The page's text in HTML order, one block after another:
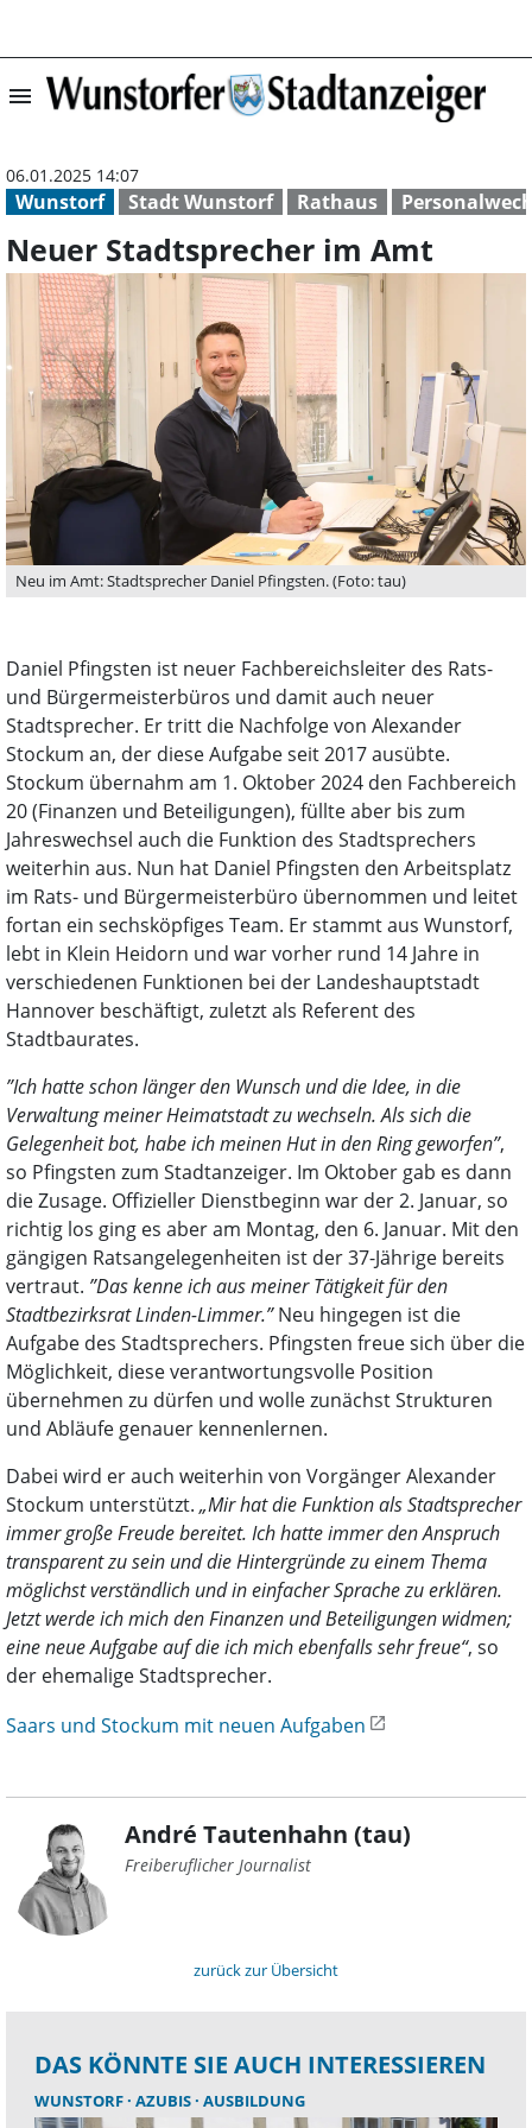
menu Neuer
Wunstorf Stadt Wunstorf Rathaus
06.01.2025 14:07
Neuer Stadtsprecher im Amt
Neu im Amt: Stadtsprecher Daniel Pfingsten. (Foto: tau)
Daniel Pfingsten ist neuer Fachbereichsleiter des Rats-
und Bürgermeisterbüros und damit auch neuer
Stadtsprecher. Er tritt die Nachfolge von Alexander
Stockum an, der diese Aufgabe seit 2017 ausübte.
Stockum übernahm am 1. Oktober 2024 den Fachbereich
20 (Finanzen und Beteiligungen), füllte aber bis zum
Jahreswechsel auch die Funktion des Stadtsprechers
weiterhin aus. Nun hat Daniel Pfingsten den Arbeitsplatz
im Rats- und Bürgermeisterbüro übernommen und leitet
fortan ein sechsköpfiges Team. Er stammt aus Wunstorf,
lebt in Klein Heidorn und war vorher rund 14 Jahre in
verschiedenen Funktionen bei der Landeshauptstadt
Hannover beschäftigt, zuletzt als Referent des
Stadtbaurates.
”Ich hatte schon länger den Wunsch und die Idee, in die
Verwaltung meiner Heimatstadt zu wechseln. Als sich die
Gelegenheit bot, habe ich meinen Hut in den Ring geworfen”,
so Pfingsten zum Stadtanzeiger. Im Oktober gab es dann
die Zusage. Offizieller Dienstbeginn war der 2. Januar, so
richtig los ging es aber am Montag, den 6. Januar. Mit den
gängigen Ratsangelegenheiten ist der 37-Jährige bereits
vertraut. ”Das kenne ich aus meiner Tätigkeit für den
Stadtbezirksrat Linden-Limmer.”Neu hingegen ist die
Aufgabe des Stadtsprechers. Pfingsten freue sich über die
Möglichkeit, diese verantwortungsvolle Position
übernehmen zu dürfen und wolle zunächst Strukturen
und Abläufe genauer kennenlernen.
Dabei wird er auch weiterhin von Vorgänger Alexander
Stockum unterstützt. „Mir hat die Funktion als Stadtsprecher
immer große Freude bereitet. Ich hatte immer den Anspruch
transparent zu sein und die Hintergründe zu einem Thema
möglichst verständlich und in einfacher Sprache zu erklären.
Jetzt werde ich mich den Finanzen und Beteiligungen widmen;
eine neue Aufgabe auf die ich mich ebenfalls sehr freue“, so
der ehemalige Stadtsprecher.
Saars und Stockum mit neuen Aufgaben
André Tautenhahn (tau)
Freiberuflicher Journalist
zurück zur Übersicht
DAS KÖNNTE SIE AUCH INTERESSIEREN
WUNSTORF AZUBIS AUSBILDUNG